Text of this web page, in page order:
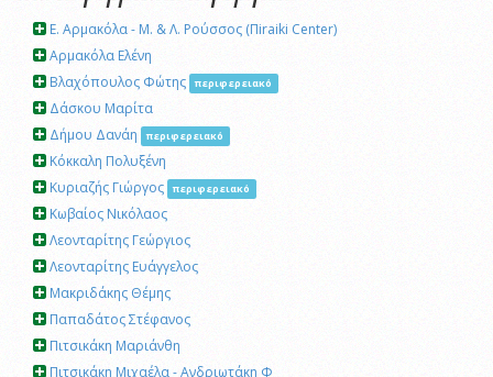
E. Αρμακόλα - Μ. & Λ. Ρούσσος (Πiraiki Center)
Αρμακόλα Ελένη
Βλαχόπουλος Φώτης
περιφερειακό
Δάσκου Μαρίτα
Δήμου Δανάη
περιφερειακό
Κόκκαλη Πολυξένη
Κυριαζής Γιώργος
περιφερειακό
Κωβαίος Νικόλαος
Λεονταρίτης Γεώργιος
Λεονταρίτης Ευάγγελος
Μακριδάκης Θέμης
Παπαδάτος Στέφανος
Πιτσικάκη Μαριάνθη
Πιτσικάκη Μιχαέλα - Ανδριωτάκη Φ